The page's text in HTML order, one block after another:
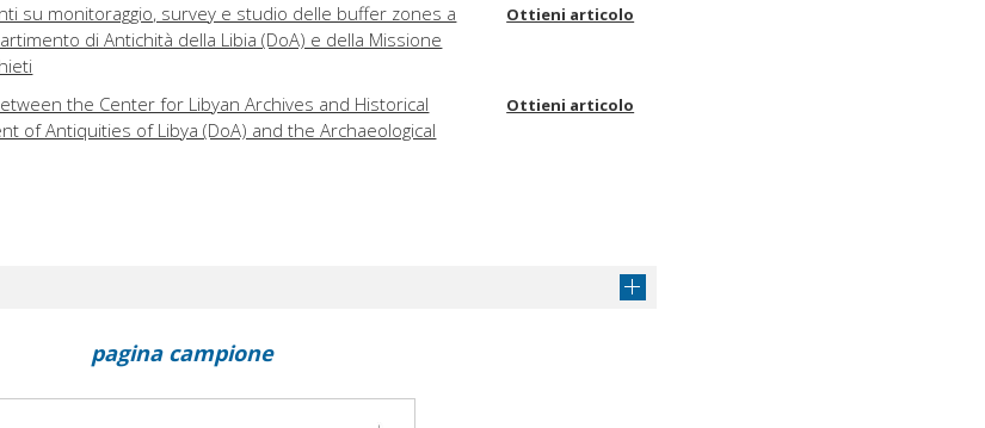
su monitoraggio, survey e studio delle buffer zones a
di Antichità della Libia (DoA) e della Missione
Ottieni articolo
the Center for Libyan Archives and Historical
of Antiquities of Libya (DoA) and the Archaeological
Ottieni articolo
secolo di restauri in Libia
il Restauro (ICR) in Libia : conservazione e formazione
Ottieni articolo
2017; Cairo, December 5-8, 2018
pagina campione